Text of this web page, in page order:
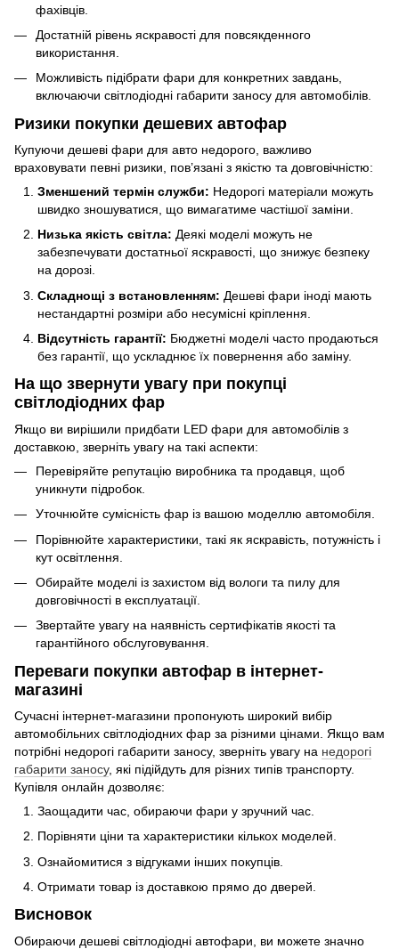
фахівців.
Достатній рівень яскравості для повсякденного
використання.
Можливість підібрати фари для конкретних завдань,
включаючи світлодіодні габарити заносу для автомобілів.
Ризики покупки дешевих автофар
Купуючи дешеві фари для авто недорого, важливо
враховувати певні ризики, пов’язані з якістю та довговічністю:
Зменшений термін служби: Недорогі матеріали можуть
швидко зношуватися, що вимагатиме частішої заміни.
Низька якість світла: Деякі моделі можуть не
забезпечувати достатньої яскравості, що знижує безпеку
на дорозі.
Складнощі з встановленням: Дешеві фари іноді мають
нестандартні розміри або несумісні кріплення.
Відсутність гарантії: Бюджетні моделі часто продаються
без гарантії, що ускладнює їх повернення або заміну.
На що звернути увагу при покупці
світлодіодних фар
Якщо ви вирішили придбати LED фари для автомобілів з
доставкою, зверніть увагу на такі аспекти:
Перевіряйте репутацію виробника та продавця, щоб
уникнути підробок.
Уточнюйте сумісність фар із вашою моделлю автомобіля.
Порівнюйте характеристики, такі як яскравість, потужність і
кут освітлення.
Обирайте моделі із захистом від вологи та пилу для
довговічності в експлуатації.
Звертайте увагу на наявність сертифікатів якості та
гарантійного обслуговування.
Переваги покупки автофар в інтернет-
магазині
Сучасні інтернет-магазини пропонують широкий вибір
автомобільних світлодіодних фар за різними цінами. Якщо вам
потрібні недорогі габарити заносу, зверніть увагу на недорогі
габарити заносу, які підійдуть для різних типів транспорту.
Купівля онлайн дозволяє:
Заощадити час, обираючи фари у зручний час.
Порівняти ціни та характеристики кількох моделей.
Ознайомитися з відгуками інших покупців.
Отримати товар із доставкою прямо до дверей.
Висновок
Обираючи дешеві світлодіодні автофари, ви можете значно